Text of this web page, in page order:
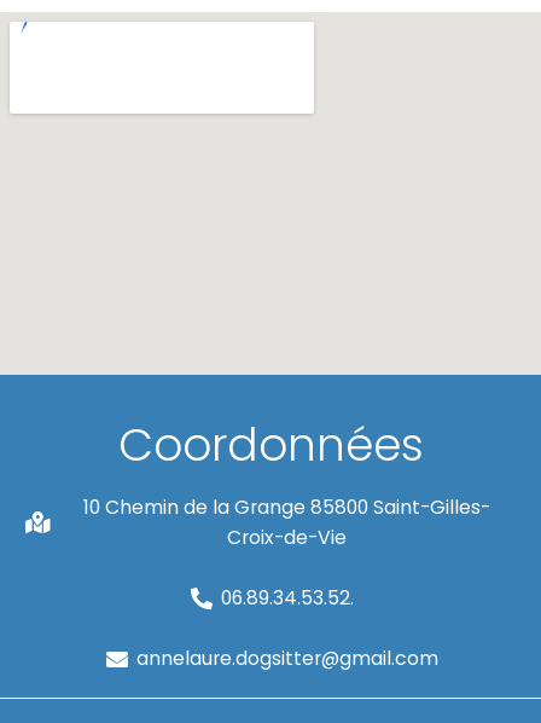
Coordonnées
10 Chemin de la Grange 85800 Saint-Gilles-
Croix-de-Vie
06.89.34.53.52.
annelaure.dogsitter@gmail.com